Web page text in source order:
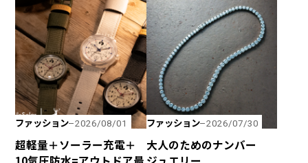
ファッション 2026/08/01
超軽量＋ソーラー充電＋
ファッション 2026/07/30
大人のためのナンバー